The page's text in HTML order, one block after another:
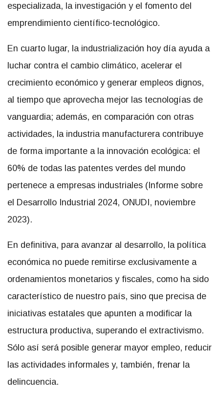
especializada, la investigación y el fomento del
emprendimiento científico-tecnológico.
En cuarto lugar, la industrialización hoy día ayuda a
luchar contra el cambio climático, acelerar el
crecimiento económico y generar empleos dignos,
al tiempo que aprovecha mejor las tecnologías de
vanguardia; además, en comparación con otras
actividades, la industria manufacturera contribuye
de forma importante a la innovación ecológica: el
60% de todas las patentes verdes del mundo
pertenece a empresas industriales (Informe sobre
el Desarrollo Industrial 2024, ONUDI, noviembre
2023).
En definitiva, para avanzar al desarrollo, la política
económica no puede remitirse exclusivamente a
ordenamientos monetarios y fiscales, como ha sido
característico de nuestro país, sino que precisa de
iniciativas estatales que apunten a modificar la
estructura productiva, superando el extractivismo.
Sólo así será posible generar mayor empleo, reducir
las actividades informales y, también, frenar la
delincuencia.